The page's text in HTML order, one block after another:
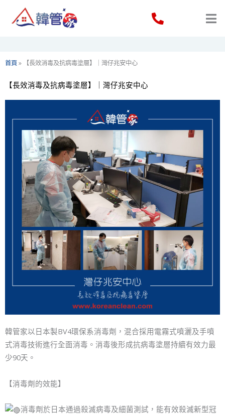
首頁» 【長效消毒及抗病毒塗層】｜灣仔兆安中心
【長效消毒及抗病毒塗層】｜灣仔兆安中心
韓管家以日本製BV4環保系消毒劑，混合採用電霧式噴灑及手噴
式消毒技術進行全面消毒。消毒後形成抗病毒塗層持續有效力最
少90天。
【消毒劑的效能】
消毒劑於日本通過殺滅病毒及細菌測試，能有效殺滅新型冠